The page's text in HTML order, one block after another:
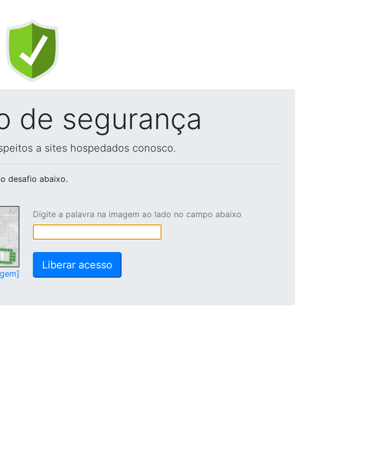
de segurança
a sites hospedados conosco.
desafio abaixo.
Digite a palavra na imagem ao lado no campo abaixo